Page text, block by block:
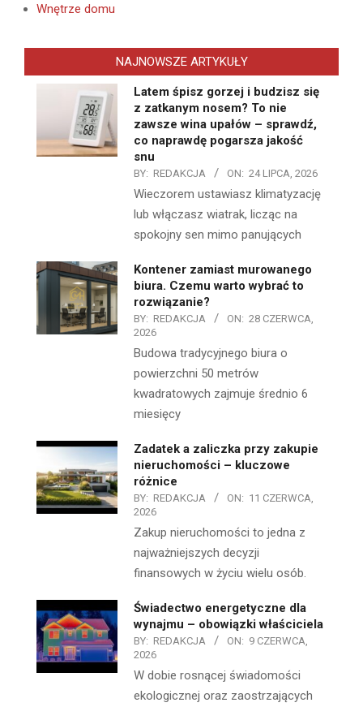
Wnętrze domu
NAJNOWSZE ARTYKUŁY
Latem śpisz gorzej i budzisz się
z zatkanym nosem? To nie
zawsze wina upałów – sprawdź,
co naprawdę pogarsza jakość
snu
BY: REDAKCJA ON: 24 LIPCA, 2026
Wieczorem ustawiasz klimatyzację
lub włączasz wiatrak, licząc na
spokojny sen mimo panujących
Kontener zamiast murowanego
biura. Czemu warto wybrać to
rozwiązanie?
BY: REDAKCJA ON: 28 CZERWCA,
2026
Budowa tradycyjnego biura o
powierzchni 50 metrów
kwadratowych zajmuje średnio 6
miesięcy
Zadatek a zaliczka przy zakupie
nieruchomości – kluczowe
różnice
BY: REDAKCJA ON: 11 CZERWCA,
2026
Zakup nieruchomości to jedna z
najważniejszych decyzji
finansowych w życiu wielu osób.
Świadectwo energetyczne dla
wynajmu – obowiązki właściciela
BY: REDAKCJA ON: 9 CZERWCA,
2026
W dobie rosnącej świadomości
ekologicznej oraz zaostrzających